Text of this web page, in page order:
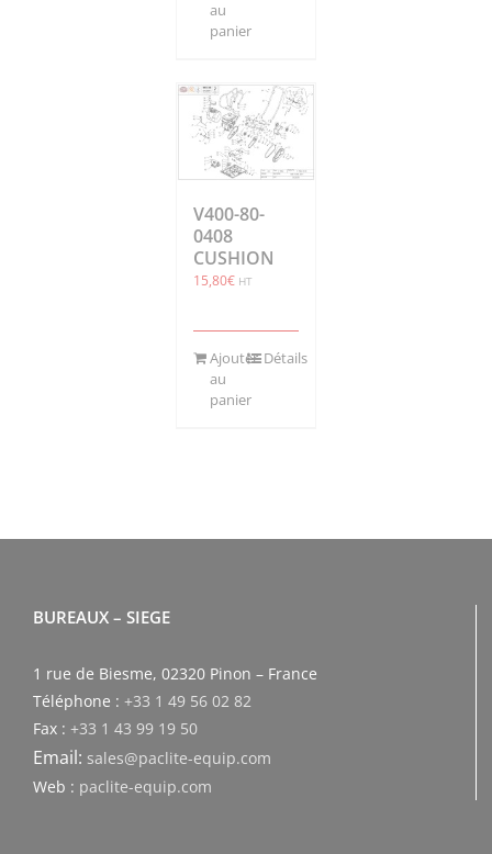
au
panier
V400-80-
0408
CUSHION
15,80€ HT
Ajouter
au
panier
Détails
BUREAUX – SIEGE
1 rue de Biesme, 02320 Pinon – France
Téléphone : +33 1 49 56 02 82
Fax : +33 1 43 99 19 50
Email: sales@paclite-equip.com
Web : paclite-equip.com